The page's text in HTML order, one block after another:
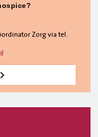
Zorg via tel.
.